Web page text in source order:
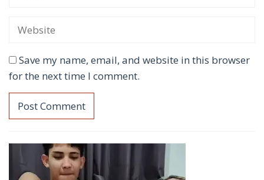
Save my name, email, and website in this browser
for the next time I comment.